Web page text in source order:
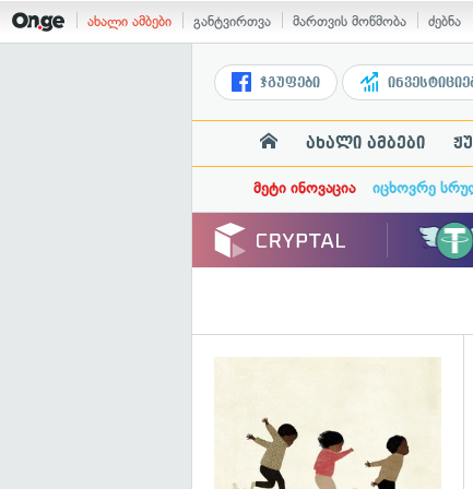
ახალი ამბები განტვირთვა მართვის მოწმობა ძებნა
ჯგუფები
ახალი ამბები
მეტი ინოვაცია იცხოვრე